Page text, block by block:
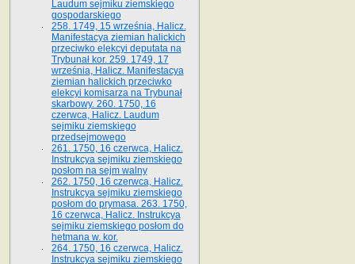
Laudum sejmiku ziemskiego
gospodarskiego
258. 1749, 15 września, Halicz.
Manifestacya ziemian halickich
przeciwko elekcyi deputata na
Trybunał kor. 259. 1749, 17
września, Halicz. Manifestacya
ziemian halickich przeciwko
elekcyi komisarza na Trybunał
skarbowy. 260. 1750, 16
czerwca, Halicz. Laudum
sejmiku ziemskiego
przedsejmowego
261. 1750, 16 czerwca, Halicz.
Instrukcya sejmiku ziemskiego
posłom na sejm walny
262. 1750, 16 czerwca, Halicz.
Instrukcya sejmiku ziemskiego
posłom do prymasa. 263. 1750,
16 czerwca, Halicz. Instrukcya
sejmiku ziemskiego posłom do
hetmana w. kor.
264. 1750, 16 czerwca, Halicz.
Instrukcya sejmiku ziemskiego